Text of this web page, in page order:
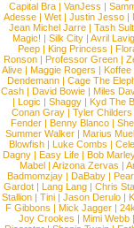
Capital Bra| VanJess |
Adesse| Wet| Justin Jesso|
Jean Michel Jarre| Tash
Magic! | Silk City | Avril
Peep| King Princess |
Ronson| Professor Green|
Alive| Maggie Rogers | Koffee
Dendemann| Cage The
Cash | David Bowie | Miles
| Logic | Shaggy| Kyd The
Conan Gray| Tyler Childers
Fender| Benny Blanco|
Summer Walker| Marius
Blowfish | Luke Combs |
Dagny| Easy Life| Bob
Mabel| Arizona Zervas |
Badmomzjay| DaBaby|
Gardot | Lang Lang | Chris
Stallion| Tini| Jason Derulo|
F Gibbons | Mick Jagger |
Joy Crookes | Mimi Webb |